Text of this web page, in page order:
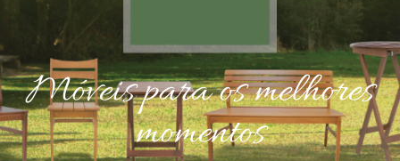
Móveis para os melhores
momentos